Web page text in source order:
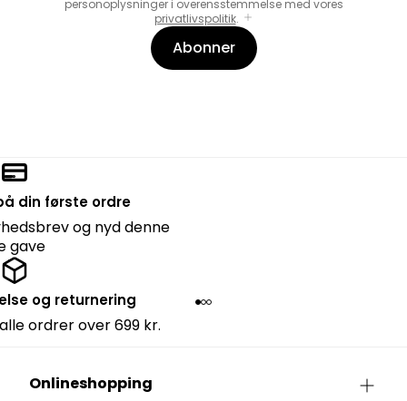
personoplysninger i overensstemmelse med vores
privatlivspolitik.
Abonner
din første ordre
og nyd denne
gave
og returnering
ordrer over 699 kr.
Onlineshopping